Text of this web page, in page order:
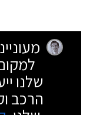
שלנו
הרכב